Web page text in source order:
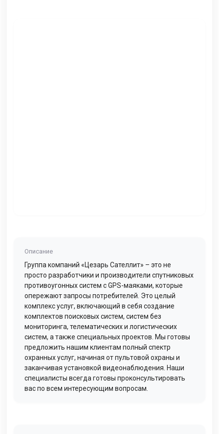
Описание
Группа компаний «Цезарь Сателлит» – это не
просто разработчики и производители спутниковых
противоугонных систем с GPS-маяками, которые
опережают запросы потребителей. Это целый
комплекс услуг, включающий в себя создание
комплектов поисковых систем, систем без
мониторинга, телематических и логистических
систем, а также специальных проектов. Мы готовы
предложить нашим клиентам полный спектр
охранных услуг, начиная от пультовой охраны и
заканчивая установкой видеонаблюдения. Наши
специалисты всегда готовы проконсультировать
вас по всем интересующим вопросам.